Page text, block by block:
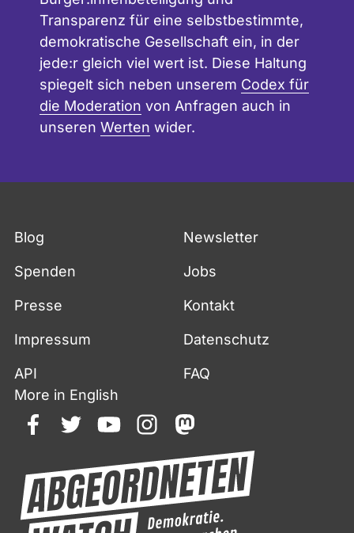
Transparenz für eine selbstbestimmte,
demokratische Gesellschaft ein, in der
jede:r gleich viel wert ist. Diese Haltung
spiegelt sich neben unserem Codex für
die Moderation von Anfragen auch in
unseren Werten wider.
Blog Newsletter
Spenden Jobs
Presse Kontakt
Impressum Datenschutz
API
FAQ
More in English
facebooktwitteryoutubeinstagrammastodon